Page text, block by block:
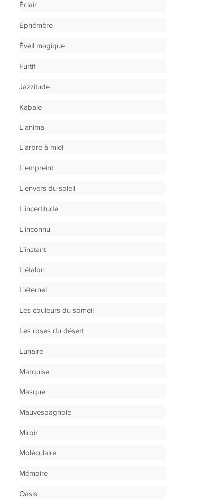
Éclair
Éphémère
Éveil magique
Furtif
Jazzitude
Kabale
L'anima
L'arbre à miel
L'empreint
L'envers du soleil
L'incertitude
L'inconnu
L'instant
L'étalon
L'éternel
Les couleurs du someil
Les roses du désert
Lunaire
Marquise
Masque
Mauvespagnole
Miroir
Moléculaire
Mémoire
Oasis